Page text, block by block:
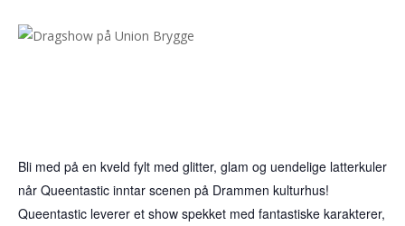
Bli med på en kveld fylt med glitter, glam og uendelige latterkuler
når Queentastic inntar scenen på Drammen kulturhus!
Queentastic leverer et show spekket med fantastiske karakterer,